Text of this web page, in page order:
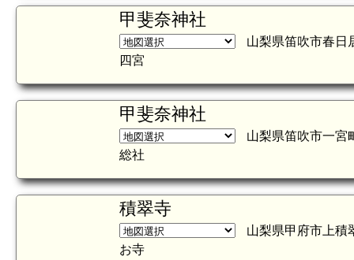
甲斐奈神社
山梨県笛吹市春日
四宮
甲斐奈神社
山梨県笛吹市一宮
総社
積翠寺
山梨県甲府市上積
お寺